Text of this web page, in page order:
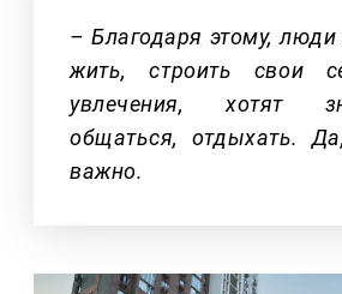
– Благодаря этому, люди
жить, строить свои
увлечения, хотят
общаться, отдыхать.
важно.